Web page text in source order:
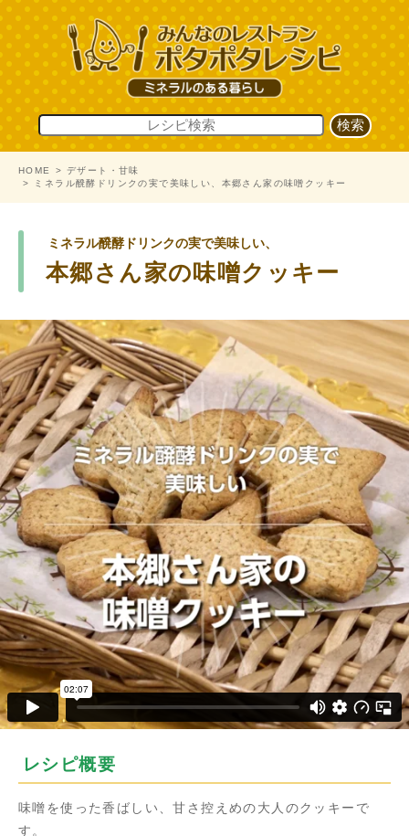
HOME
デザート・甘味
ミネラル醗酵ドリンクの実で美味しい、本郷さん家の味噌クッキー
ミネラル醗酵ドリンクの実で美味しい、
本郷さん家の味噌クッキー
レシピ概要
味噌を使った香ばしい、甘さ控えめの大人のクッキーで
す。